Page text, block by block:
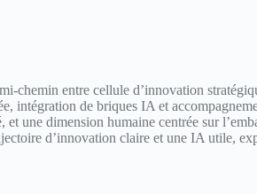
chemin entre cellule d’innovation
intégration de briques IA et
une dimension humaine centrée sur
d’innovation claire et une IA utile,